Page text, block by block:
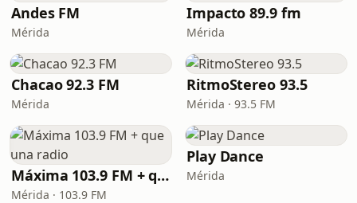
Andes FM
Mérida
Impacto 89.9 fm
Mérida
Chacao 92.3 FM
Mérida
RitmoStereo 93.5
Mérida · 93.5 FM
Máxima 103.9 FM + que una radio
Mérida · 103.9 FM
Play Dance
Mérida